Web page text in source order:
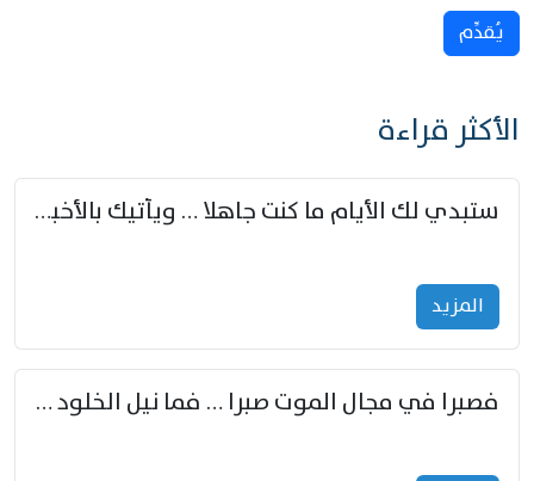
يُقدِّم
الأكثر قراءة
ستبدي لك الأيام ما كنت جاهلا … ويأتيك بالأخبار من لم تزوّد
المزید
فصبرا في مجال الموت صبرا … فما نيل الخلود بمستطاع